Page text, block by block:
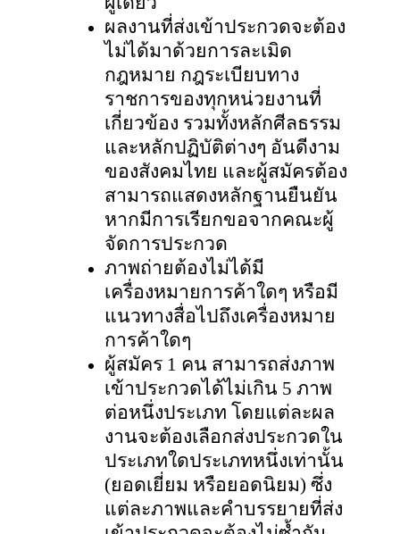
ผลงานที่ส่งเข้าประกวดจะต้อง
ไม่ได้มาด้วยการละเมิด
กฎหมาย กฎระเบียบทาง
ราชการของทุกหน่วยงานที่
เกี่ยวข้อง รวมทั้งหลักศีลธรรม
และหลักปฏิบัติต่างๆ อันดีงาม
ของสังคมไทย และผู้สมัครต้อง
สามารถแสดงหลักฐานยืนยัน
หากมีการเรียกขอจากคณะผู้
จัดการประกวด
ภาพถ่ายต้องไม่ได้มี
เครื่องหมายการค้าใดๆ หรือมี
แนวทางสื่อไปถึงเครื่องหมาย
การค้าใดๆ
ผู้สมัคร 1 คน สามารถส่งภาพ
เข้าประกวดได้ไม่เกิน 5 ภาพ
ต่อหนึ่งประเภท โดยแต่ละผล
งานจะต้องเลือกส่งประกวดใน
ประเภทใดประเภทหนึ่งเท่านั้น
(ยอดเยี่ยม หรือยอดนิยม) ซึ่ง
แต่ละภาพและคำบรรยายที่ส่ง